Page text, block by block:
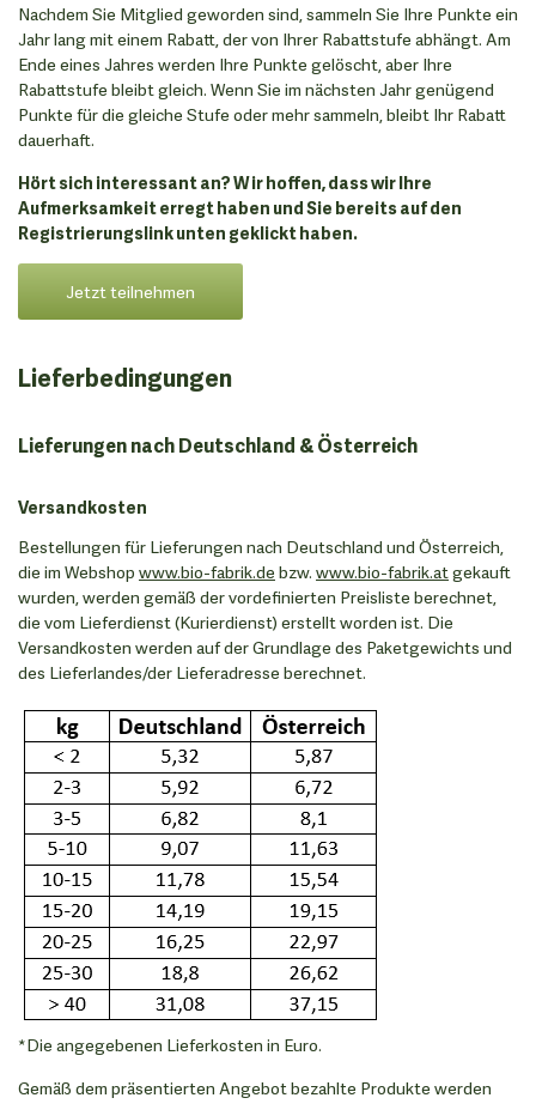
Nachdem Sie Mitglied geworden sind, sammeln Sie Ihre Punkte ein
Jahr lang mit einem Rabatt, der von Ihrer Rabattstufe abhängt. Am
Ende eines Jahres werden Ihre Punkte gelöscht, aber Ihre
Rabattstufe bleibt gleich. Wenn Sie im nächsten Jahr genügend
Punkte für die gleiche Stufe oder mehr sammeln, bleibt Ihr Rabatt
dauerhaft.
Hört sich interessant an? Wir hoffen, dass wir Ihre
Aufmerksamkeit erregt haben und Sie bereits auf den
Registrierungslink unten geklickt haben.
Jetzt teilnehmen
Lieferbedingungen
Lieferungen nach Deutschland & Österreich
Versandkosten
Bestellungen für Lieferungen nach Deutschland und Österreich,
die im Webshop www.bio-fabrik.de bzw. www.bio-fabrik.atgekauft
wurden, werden gemäß der vordefinierten Preisliste berechnet,
die vom Lieferdienst (Kurierdienst) erstellt worden ist. Die
Versandkosten werden auf der Grundlage des Paketgewichts und
des Lieferlandes/der Lieferadresse berechnet.
*Die angegebenen Lieferkosten in Euro.
Gemäß dem präsentierten Angebot bezahlte Produkte werden